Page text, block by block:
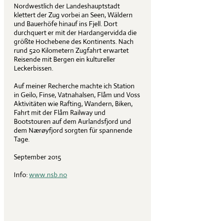
Nordwestlich der Landeshauptstadt
klettert der Zug vorbei an Seen, Wäldern
und Bauerhöfe hinauf ins Fjell. Dort
durchquert er mit der Hardangervidda die
größte Hochebene des Kontinents. Nach
rund 520 Kilometern Zugfahrt erwartet
Reisende mit Bergen ein kultureller
Leckerbissen.
Auf meiner Recherche machte ich Station
in Geilo, Finse, Vatnahalsen, Flåm und Voss
Aktivitäten wie Rafting, Wandern, Biken,
Fahrt mit der Flåm Railway und
Bootstouren auf dem Aurlandsfjord und
dem Nærøyfjord sorgten für spannende
Tage.
September 2015
Info:www.nsb.no